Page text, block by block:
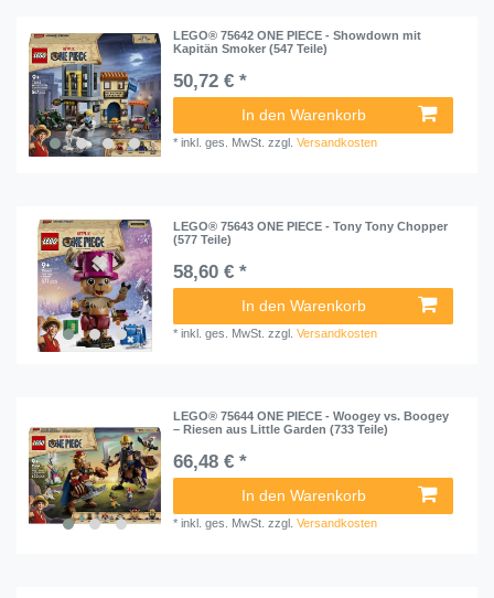
LEGO® 75642 ONE PIECE - Showdown mit
Kapitän Smoker (547 Teile)
50,72 € *
In den Warenkorb
*inkl. ges. MwSt. zzgl.Versandkosten
LEGO® 75643 ONE PIECE - Tony Tony Chopper
(577 Teile)
58,60 € *
In den Warenkorb
*inkl. ges. MwSt. zzgl.Versandkosten
LEGO® 75644 ONE PIECE - Woogey vs. Boogey
– Riesen aus Little Garden (733 Teile)
66,48 € *
In den Warenkorb
*inkl. ges. MwSt. zzgl.Versandkosten